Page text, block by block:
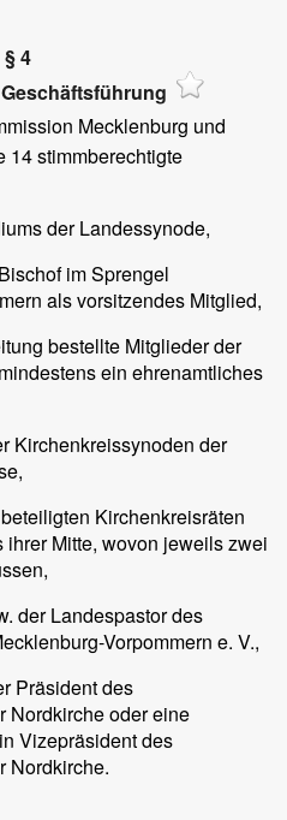
§ 4
Mecklenburg und
14 stimmberechtigte
der Landessynode,
im Sprengel
als vorsitzendes Mitglied,
bestellte Mitglieder der
ein ehrenamtliches
Kirchenkreissynoden der
Kirchenkreisräten
Mitte, wovon jeweils zwei
der Landespastor des
Vorpommern e. V.,
Präsident des
Nordkirche oder eine
Vizepräsident des
Nordkirche.